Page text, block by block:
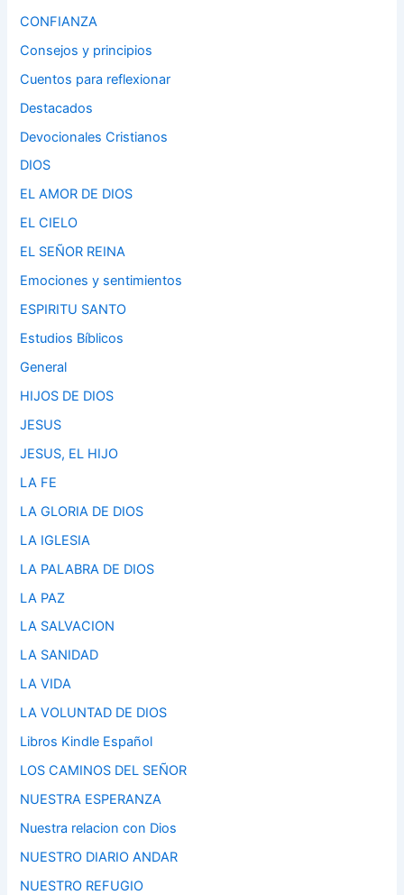
CONFIANZA
Consejos y principios
Cuentos para reflexionar
Destacados
Devocionales Cristianos
DIOS
EL AMOR DE DIOS
EL CIELO
EL SEÑOR REINA
Emociones y sentimientos
ESPIRITU SANTO
Estudios Bíblicos
General
HIJOS DE DIOS
JESUS
JESUS, EL HIJO
LA FE
LA GLORIA DE DIOS
LA IGLESIA
LA PALABRA DE DIOS
LA PAZ
LA SALVACION
LA SANIDAD
LA VIDA
LA VOLUNTAD DE DIOS
Libros Kindle Español
LOS CAMINOS DEL SEÑOR
NUESTRA ESPERANZA
Nuestra relacion con Dios
NUESTRO DIARIO ANDAR
NUESTRO REFUGIO